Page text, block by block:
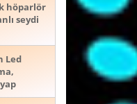
höparlör
seydi
Led